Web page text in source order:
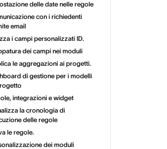
delle date nelle regole
con i richiedenti
email
i campi personalizzati ID.
dei campi nei moduli
le aggregazioni ai progetti.
di gestione per i modelli
integrazioni e widget
la cronologia di
delle regole
le regole.
dei moduli